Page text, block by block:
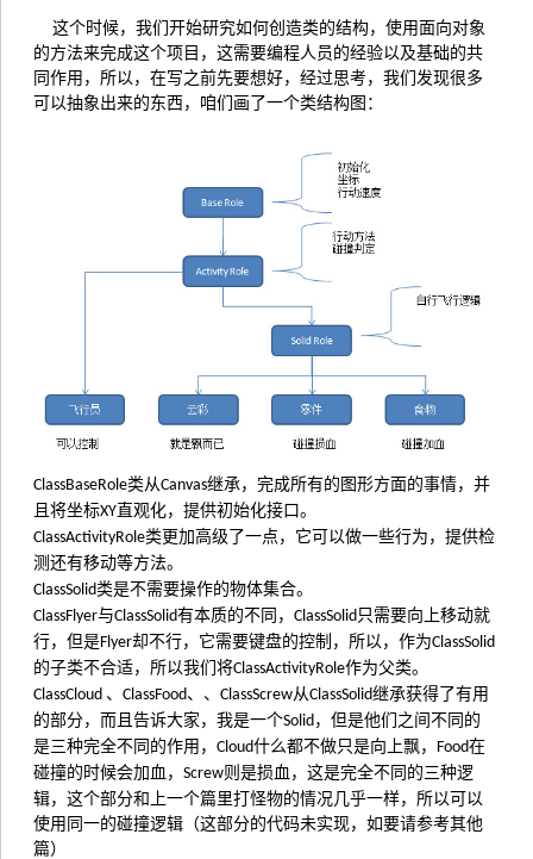
这个时候，我们开始研究如何创造类的结构，使用面向对象
的方法来完成这个项目，这需要编程人员的经验以及基础的共
同作用，所以，在写之前先要想好，经过思考，我们发现很多
可以抽象出来的东西，咱们画了一个类结构图：
ClassBaseRole类从Canvas继承，完成所有的图形方面的事情，并
且将坐标XY直观化，提供初始化接口。
ClassActivityRole类更加高级了一点，它可以做一些行为，提供检
测还有移动等方法。
ClassSolid类是不需要操作的物体集合。
ClassFlyer与ClassSolid有本质的不同， ClassSolid 只需要向上移动就
行，但是Flyer却不行，它需要键盘的控制，所以，作为ClassSolid
的子类不合适，所以我们将ClassActivityRole作为父类。
ClassCloud 、 ClassFood、、 ClassScrew从ClassSolid继承获得了有用
的部分，而且告诉大家，我是一个Solid ，但是他们之间不同的
是三种完全不同的作用， Cloud什么都不做只是向上飘， Food在
碰撞的时候会加血， Screw则是损血，这是完全不同的三种逻
辑，这个部分和上一个篇里打怪物的情况几乎一样，所以可以
使用同一的碰撞逻辑（这部分的代码未实现，如要请参考其他
篇）